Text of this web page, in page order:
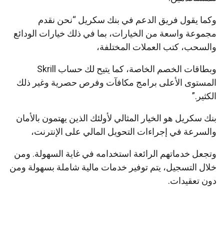
وكما يقول فريق الدعم في بنك سكريل “نحن نقدم
مجموعة واسعة من الخيارات، بما في ذلك خيارات الودائع
والسحب، كتب العملات المختلفة،
وبطاقات الخصم الخاصة، كما يتيح لك حساب Skrill
المستوى الأعلى برامج مكافآت وفرص حصرية وغير ذلك
الكثير.”
بنك سكريل هو الخيار المثالي لأولئك الذين يهتمون بالأمان
والسرعة في إجراءات التحويل المالي على الإنترنت،
وتجعل خدماتهم الرائعة استخدامه في غاية السهولة. ومن
خلال التسجيل، يتم توفير خدمات مالية شاملة بسهولة ومن
دون تعقيدات.